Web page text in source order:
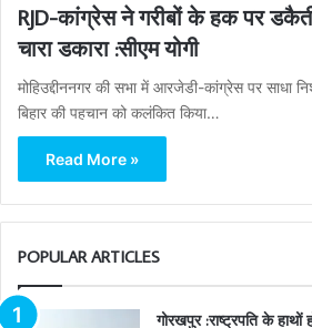
RJD-कांग्रेस ने गरीबों के हक पर
चारा डकारा :सीएम योगी
मोहिउद्दीननगर की सभा में आरजेडी-कांग्रेस पर साधा
बिहार की पहचान को कलंकित किया…
Read More »
POPULAR ARTICLES
गोरखपुर :राष्ट्रपति के